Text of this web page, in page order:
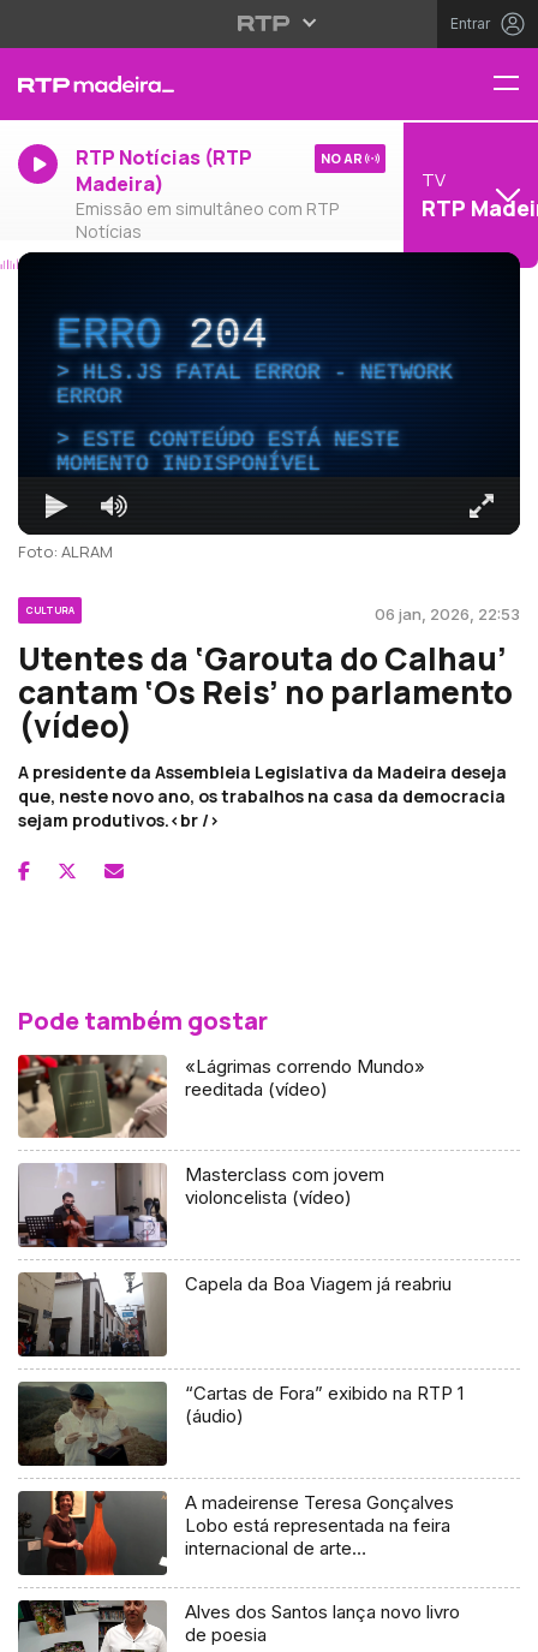
Entrar
RTP Notícias (RTP
Madeira)
Emissão em simultâneo com RTP
Notícias
NO AR
TV
RTP
ERRO204
HLS.JS FATAL ERROR - NETWORK
ERROR
ESTE CONTEÚDO ESTÁ NESTE
MOMENTO INDISPONÍVEL
Foto: ALRAM
CULTURA 06 jan, 2026, 22:53
Utentes da ‘Garouta do Calhau’
cantam ‘Os Reis’ no parlamento
(vídeo)
A presidente da Assembleia Legislativa da Madeira deseja
que, neste novo ano, os trabalhos na casa da democracia
sejam produtivos.<br />
Pode também gostar
«Lágrimas correndo Mundo»
reeditada (vídeo)
Masterclass com jovem
violoncelista (vídeo)
Capela da Boa Viagem já reabriu
“Cartas de Fora” exibido na RTP 1
(áudio)
A madeirense Teresa Gonçalves
Lobo está representada na feira
internacional de arte
Alves dos Santos lança novo livro
de poesia